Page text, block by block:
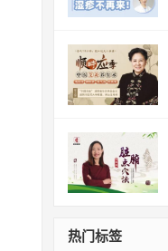
热门标签